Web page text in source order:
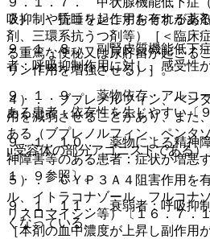
３）． 抗コリン作用を有する薬
剤、三環系抗うつ剤等）［＜臨床
る重篤な便秘又は尿貯留が起こる
リン作用を増強させる）］。
４）． ブプレノルフィン、ペン
用を減弱させることがあり、また
ある（ブプレノルフィン、ペンタ
μ受容体の部分アゴニストである）
５）． ＣＹＰ３Ａ４阻害作用を
ル、イトラコナゾール、フルコナ
リスロマイシン等）〔１６．７．
［本剤の血中濃度が上昇し副作用
吸抑制や昏睡を起こすおそれがあ
９．１．８． 副腎皮質機能低下
者：呼吸抑制作用に対し、感受性
９．１．９． 薬物依存・アルコ
ある患者：依存性を生じやすい〔
９．１．１０． 薬物による精神
神障害等のある患者：症状が増悪
１．９参照〕。
９．１．１１． 衰弱者：呼吸抑
くなっている。